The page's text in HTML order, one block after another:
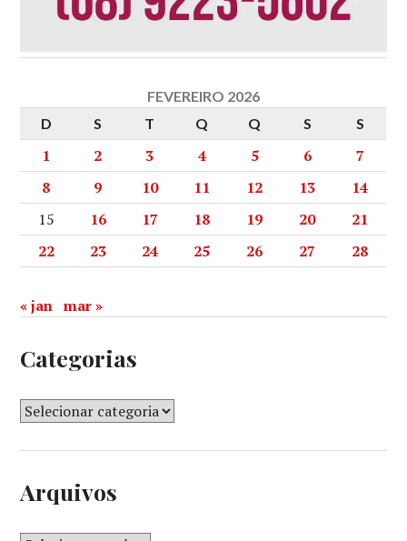
FEVEREIRO 2026
D
S T Q Q S S
1 2 3 4 5 6
7
8
9 10 11 12 13
14
15
16 17 18 19 20
21
22
23 24 25 26 27 28
« jan mar »
Categorias
Arquivos